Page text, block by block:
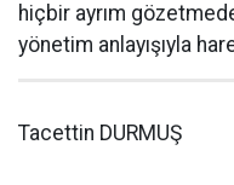
hiçbir ayrım
yönetim anlayışıyla
Tacettin DURMUŞ